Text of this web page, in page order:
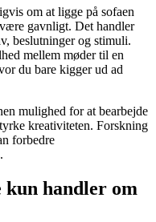
om at ligge på sofaen
gavnligt. Det handler
beslutninger og stimuli.
mellem møder til en
du bare kigger ud ad
mulighed for at bearbejde
kreativiteten. Forskning
forbedre
handler om